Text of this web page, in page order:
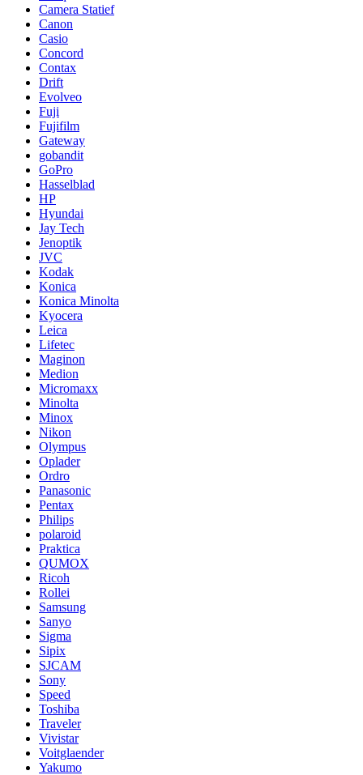
Camera Statief
Canon
Casio
Concord
Contax
Drift
Evolveo
Fuji
Fujifilm
Gateway
gobandit
GoPro
Hasselblad
HP
Hyundai
Jay Tech
Jenoptik
JVC
Kodak
Konica
Konica Minolta
Kyocera
Leica
Lifetec
Maginon
Medion
Micromaxx
Minolta
Minox
Nikon
Olympus
Oplader
Ordro
Panasonic
Pentax
Philips
polaroid
Praktica
QUMOX
Ricoh
Rollei
Samsung
Sanyo
Sigma
Sipix
SJCAM
Sony
Speed
Toshiba
Traveler
Vivistar
Voitglaender
Yakumo